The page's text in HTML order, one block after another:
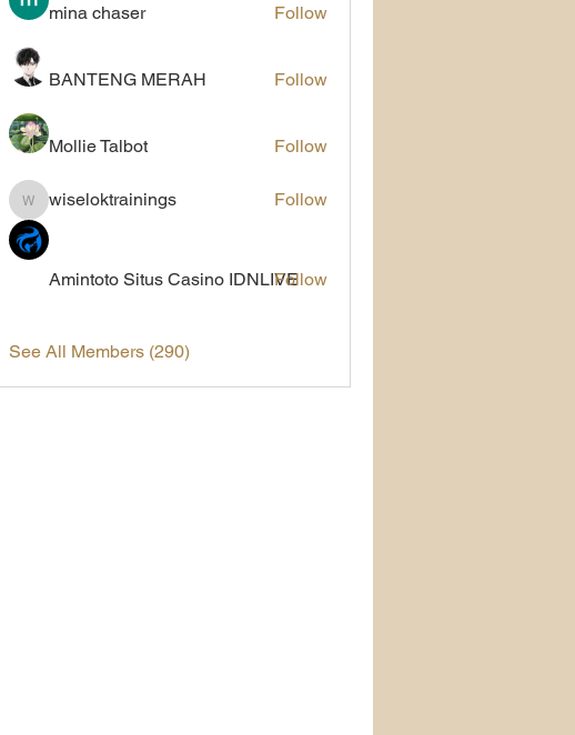
mina chaser Follow
BANTENG MERAH Follow
Mollie Talbot Follow
wiseloktrainings
wiseloktrainings Follow
Amintoto Situs Casino IDNLIVEFollow
See All Members (290)